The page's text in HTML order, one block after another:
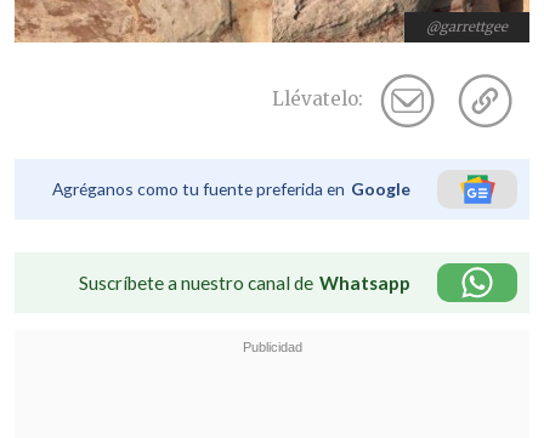
@garrettgee
Llévatelo:
Agréganos como tu fuente preferida en Google
Suscríbete a nuestro canal de Whatsapp